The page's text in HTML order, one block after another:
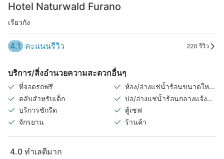
Hotel Naturwald Furano
เรียวกัง
4.1 คะแนนรีวิว 220 รีวิว
บริการ/สิ่งอำนวยความสะดวกอื่นๆ
ที่จอดรถฟรี
ห้อง/อ่างแช่น้ำร้อนขนาดใหญ่
ในร่ม
คลับสำหรับเด็ก
บ่อ/อ่างแช่น้ำร้อนกลางแจ้ง
(แยกชายหญิง)
บริการซักรีด
ตู้เซฟ
จักรยาน
ร้านค้า
4.0 ทำเลดีมาก